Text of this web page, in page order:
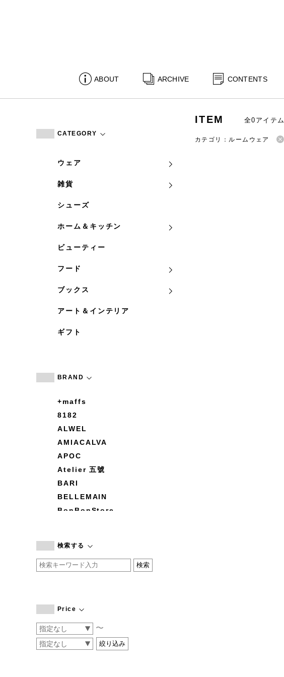
ABOUT ARCHIVE CONTENTS
CATEGORY
ウェア
雑貨
シューズ
ホーム＆キッチン
ビューティー
フード
ブックス
アート＆インテリア
ギフト
BRAND
+maffs
8182
ALWEL
AMIACALVA
APOC
Atelier 五號
BARI
BELLEMAIN
BonBonStore
by basics
CATWORTH
COGTHEBIGSMOKE
CONVERSE
DEAN & DELUCA
検索する
Price
〜
ITEM 全0アイテム
カテゴリ：ルームウェア